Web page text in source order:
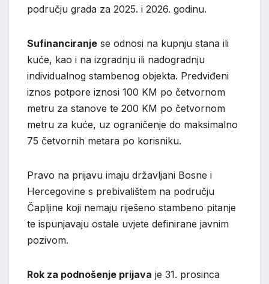
području grada za 2025. i 2026. godinu.
Sufinanciranje se odnosi na kupnju stana ili
kuće, kao i na izgradnju ili nadogradnju
individualnog stambenog objekta. Predviđeni
iznos potpore iznosi 100 KM po četvornom
metru za stanove te 200 KM po četvornom
metru za kuće, uz ograničenje do maksimalno
75 četvornih metara po korisniku.
Pravo na prijavu imaju državljani Bosne i
Hercegovine s prebivalištem na području
Čapljine koji nemaju riješeno stambeno pitanje
te ispunjavaju ostale uvjete definirane javnim
pozivom.
Rok za podnošenje prijava je 31. prosinca